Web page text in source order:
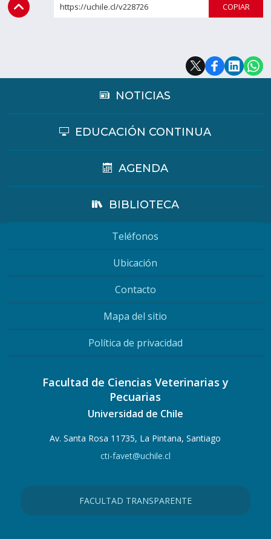
https://uchile.cl/v228726
NOTICIAS
EDUCACIÓN CONTINUA
AGENDA
BIBLIOTECA
Teléfonos
Ubicación
Contacto
Mapa del sitio
Política de privacidad
Facultad de Ciencias Veterinarias y
Pecuarias
Universidad de Chile
Av. Santa Rosa 11735, La Pintana, Santiago
cti-favet@uchile.cl
FACULTAD TRANSPARENTE